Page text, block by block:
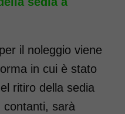
- Con
Seduta 46
il noleggio viene
in cui è stato
ritiro della sedia
contanti, sarà